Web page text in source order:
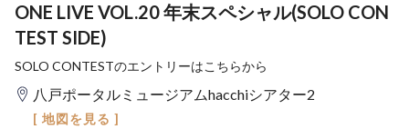
ONE LIVE VOL.20 年末スペシャル(SOLO CON
TEST SIDE)
SOLO CONTESTのエントリーはこちらから
八戸ポータルミュージアムhacchiシアター2
[ 地図を見る ]